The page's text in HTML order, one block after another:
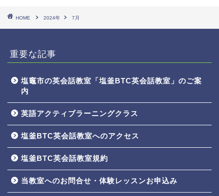
HOME 2024年 7月
重要な記事
塩竈市の英会話教室「塩釜BTC英会話教室」のご案
内
英語アクティブラーニングクラス
塩釜BTC英会話教室へのアクセス
塩釜BTC英会話教室規約
当教室へのお問合せ・体験レッスンお申込み